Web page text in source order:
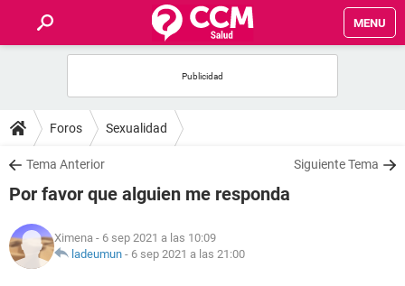
MENU
FOROS
SALUD
NUTRICIÓN
Foros Sexualidad
Tema Anterior Siguiente Tema
Por favor que alguien me responda
Ximena - 6 sep 2021 a las 10:09
ladeumun - 6 sep 2021 a las 21:00